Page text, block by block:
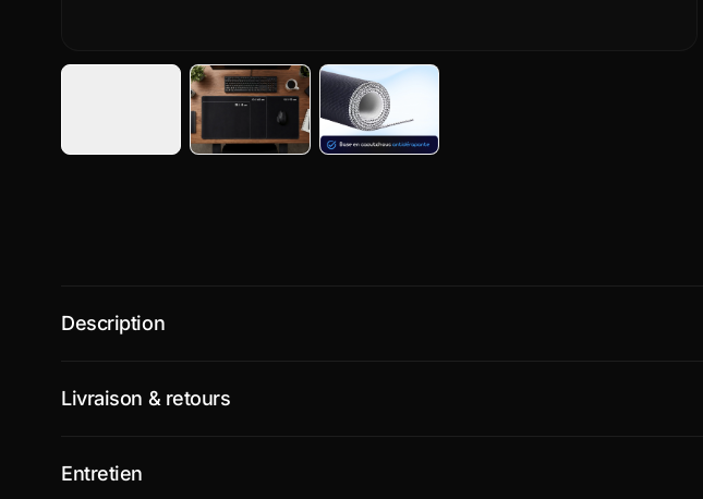
Description
Livraison & retours
Entretien